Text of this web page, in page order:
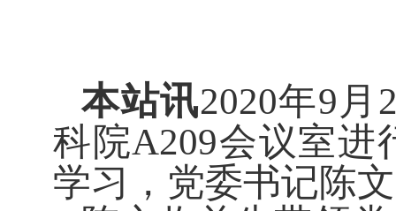
本站讯2020年9
科院A209会议室进
学习，党委书记陈